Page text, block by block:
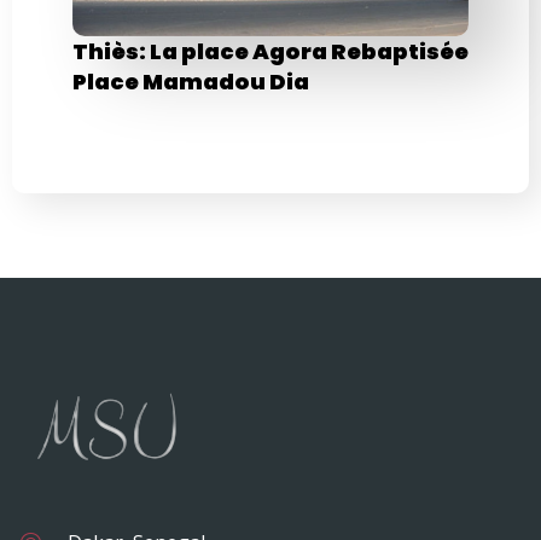
Thiès: La place Agora Rebaptisée
Place Mamadou Dia